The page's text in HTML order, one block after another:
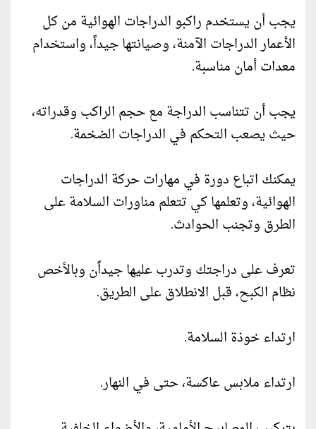
يجب أن يستخدم راكبو الدراجات الهوائية من كل
الأعمار الدراجات الآمنة، وصيانتها جيداً، واستخدام
معدات أمان مناسبة.
يجب أن تتناسب الدراجة مع حجم الراكب وقدراته،
حيث يصعب التحكم في الدراجات الضخمة.
يمكنك اتباع دورة في مهارات حركة الدراجات
الهوائية، وتعلمها كي تتعلم مناورات السلامة على
الطرق وتجنب الحوادث.
تعرف على دراجتك وتدرب عليها جيداًن وبالأخص
نظام الكبح، قبل الانطلاق على الطريق.
ارتداء خوذة السلامة.
ارتداء ملابس عاكسة، حتى في النهار.